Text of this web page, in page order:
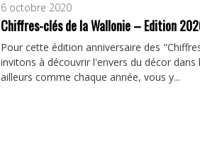
6 octobre 2020
Chiffres-clés de la Wallonie – Edition
Pour cette édition anniversaire des
invitons à découvrir l'envers du décor
ailleurs comme chaque année, vous y...